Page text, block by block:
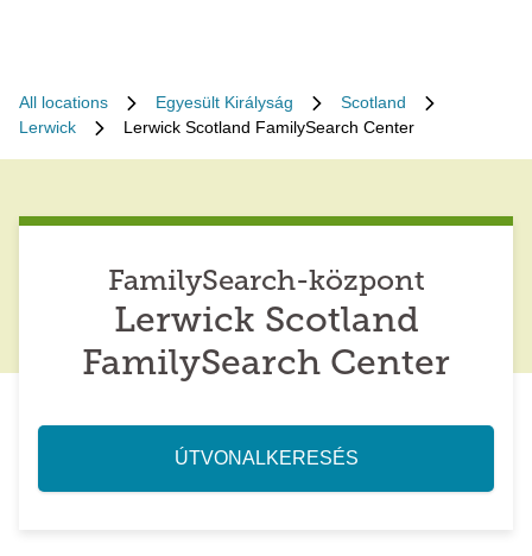
All locations Egyesült Királyság
Scotland
Lerwick
Lerwick Scotland FamilySearch Center
FamilySearch-központ
Lerwick Scotland
FamilySearch Center
ÚTVONALKERESÉS